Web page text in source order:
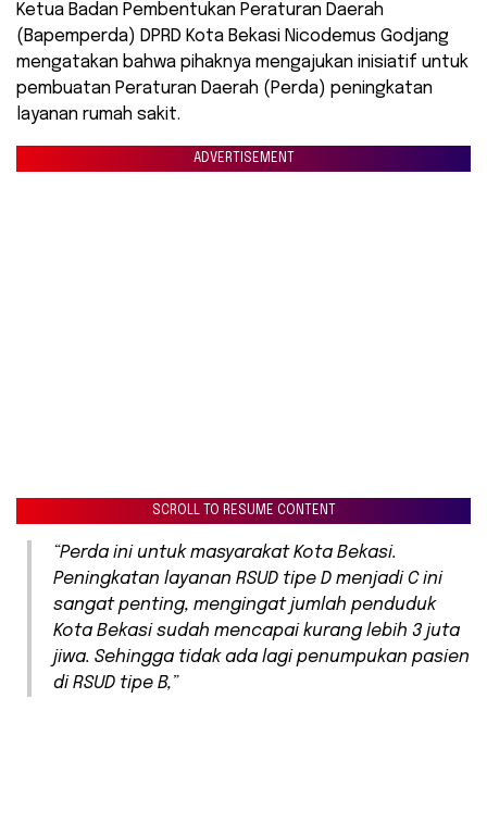
Ketua Badan Pembentukan Peraturan Daerah
(Bapemperda) DPRD Kota Bekasi Nicodemus Godjang
mengatakan bahwa pihaknya mengajukan inisiatif untuk
pembuatan Peraturan Daerah (Perda) peningkatan
layanan rumah sakit.
ADVERTISEMENT
SCROLL TO RESUME CONTENT
“Perda ini untuk masyarakat Kota Bekasi.
Peningkatan layanan RSUD tipe D menjadi C ini
sangat penting, mengingat jumlah penduduk
Kota Bekasi sudah mencapai kurang lebih 3 juta
jiwa. Sehingga tidak ada lagi penumpukan pasien
di RSUD tipe B,”